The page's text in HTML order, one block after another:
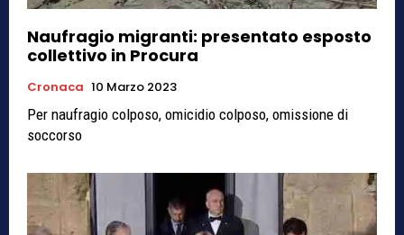
Naufragio migranti: presentato esposto
collettivo in Procura
Cronaca 10 Marzo 2023
Per naufragio colposo, omicidio colposo, omissione di
soccorso